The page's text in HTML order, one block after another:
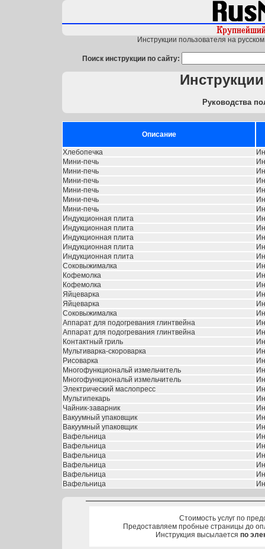
Инструкции пользователя на
Поиск инструкции по сайту:
Руководства
Описание
Хлебопечка
Мини-печь
Мини-печь
Мини-печь
Мини-печь
Мини-печь
Мини-печь
Индукционная плита
Индукционная плита
Индукционная плита
Индукционная плита
Индукционная плита
Соковыжималка
Кофемолка
Кофемолка
Яйцеварка
Яйцеварка
Соковыжималка
Аппарат для подогревания глинтвейна
Аппарат для подогревания глинтвейна
Контактный гриль
Мультиварка-скороварка
Рисоварка
Многофункциональй измельчитель
Многофункциональй измельчитель
Электрический маслопресс
Мультипекарь
Чайник-заварник
Вакуумный упаковщик
Вакуумный упаковщик
Вафельница
Вафельница
Вафельница
Вафельница
Вафельница
Вафельница
Стоимость услуг по
Предоставляем пробные страницы до
Инструкция высылается по